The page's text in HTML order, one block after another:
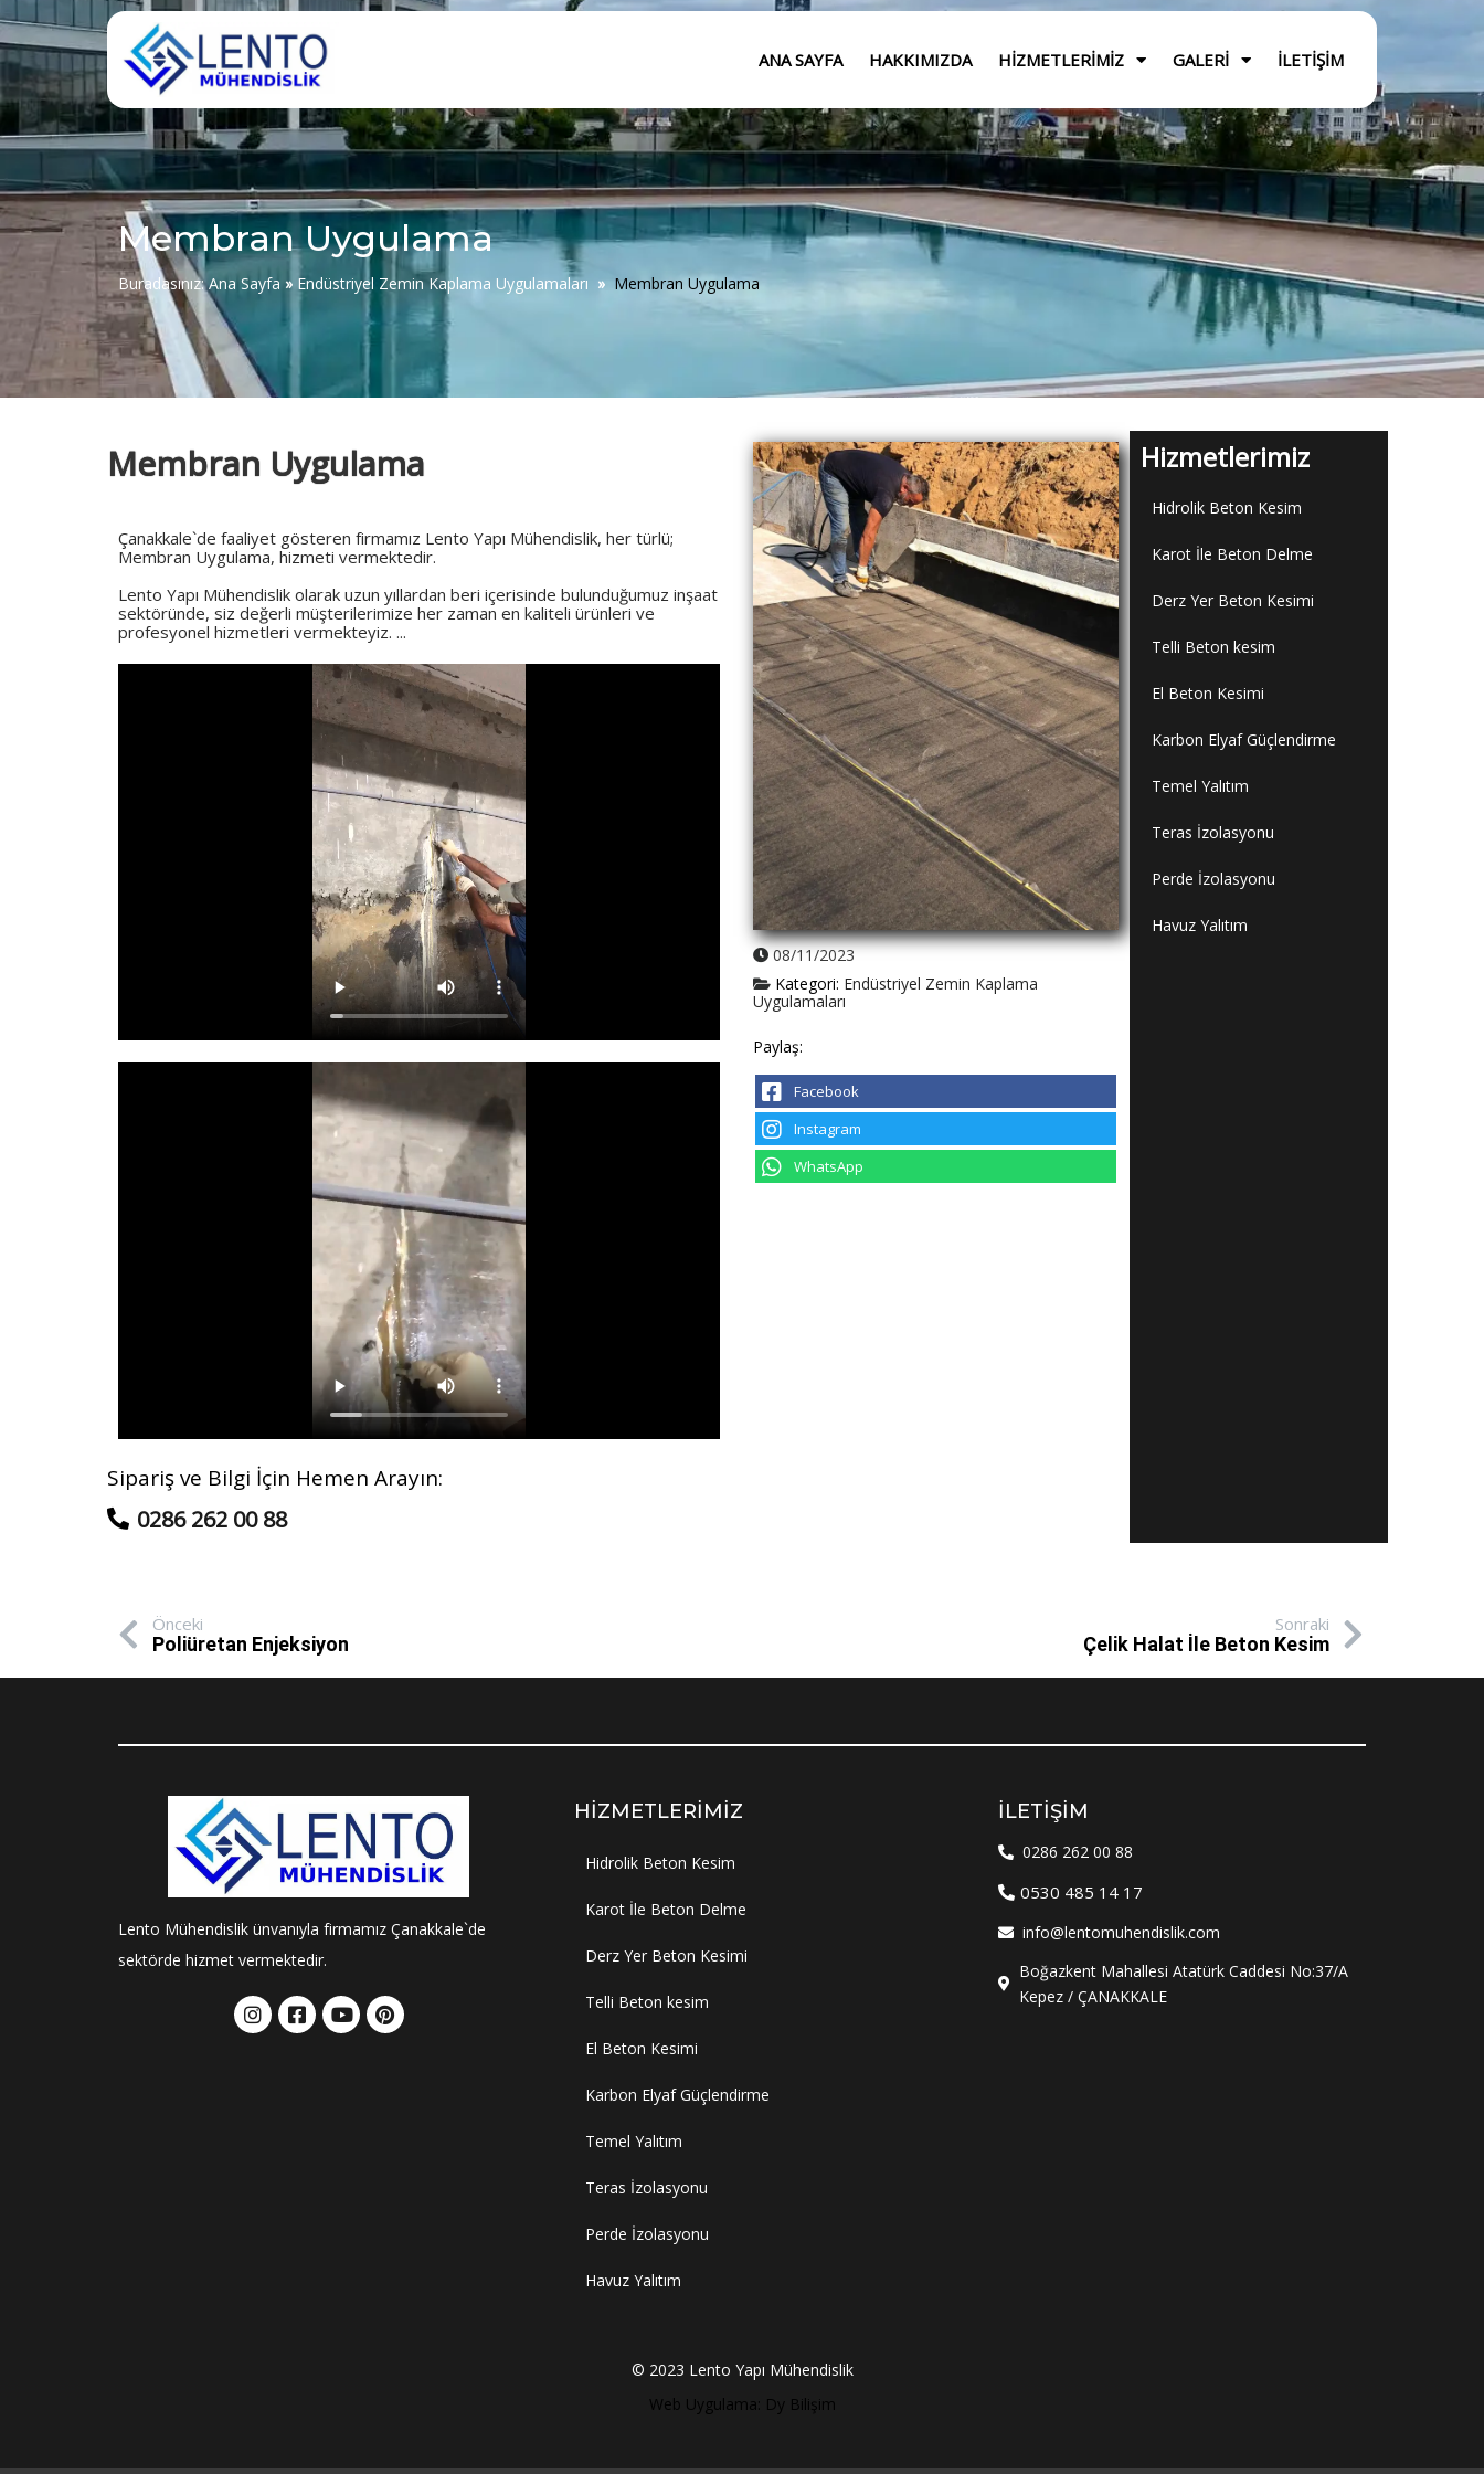
ANA SAYFA HAKKIMIZDA HIZMETLERIMIZ GALERI İLETIŞIM
Membran Uygulama
Buradasınız: Ana Sayfa » Endüstriyel Zemin Kaplama Uygulamaları » Membran Uygulama
Membran Uygulama
Çanakkale`de faaliyet gösteren firmamız Lento Yapı Mühendislik, her türlü;
Membran Uygulama, hizmeti vermektedir.
Lento Yapı Mühendislik olarak uzun yıllardan beri içerisinde bulunduğumuz inşaat
sektöründe, siz değerli müşterilerimize her zaman en kaliteli ürünleri ve
profesyonel hizmetleri vermekteyiz. ...
Sipariş ve Bilgi İçin Hemen Arayın:
0286 262 00 88
08/11/2023
Kategori: Endüstriyel Zemin Kaplama
Uygulamaları
Paylaş:
Facebook
Instagram
WhatsApp
Hizmetlerimiz
Hidrolik Beton Kesim
Karot İle Beton Delme
Derz Yer Beton Kesimi
Telli Beton kesim
El Beton Kesimi
Karbon Elyaf Güçlendirme
Temel Yalıtım
Teras İzolasyonu
Perde İzolasyonu
Havuz Yalıtım
Önceki
Poliüretan Enjeksiyon
Sonraki
Çelik Halat İle Beton Kesim
Lento Mühendislik ünvanıyla firmamız Çanakkale`de
sektörde hizmet vermektedir.
HIZMETLERIMIZ
Hidrolik Beton Kesim
Karot İle Beton Delme
Derz Yer Beton Kesimi
Telli Beton kesim
El Beton Kesimi
Karbon Elyaf Güçlendirme
Temel Yalıtım
Teras İzolasyonu
Perde İzolasyonu
Havuz Yalıtım
İLETIŞIM
0286 262 00 88
0530 485 14 17
info@lentomuhendislik.com
Boğazkent Mahallesi Atatürk Caddesi No:37/A
Kepez / ÇANAKKALE
© 2023 Lento Yapı Mühendislik
Web Uygulama: Dy Bilişim